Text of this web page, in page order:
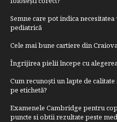
Semne care pot indica
pediatrică
Cele mai bune cartiere din
Îngrijirea pielii începe cu
Cum recunoști un lapte de
pe etichetă?
Examenele Cambridge pentru
puncte si obtii rezultate peste